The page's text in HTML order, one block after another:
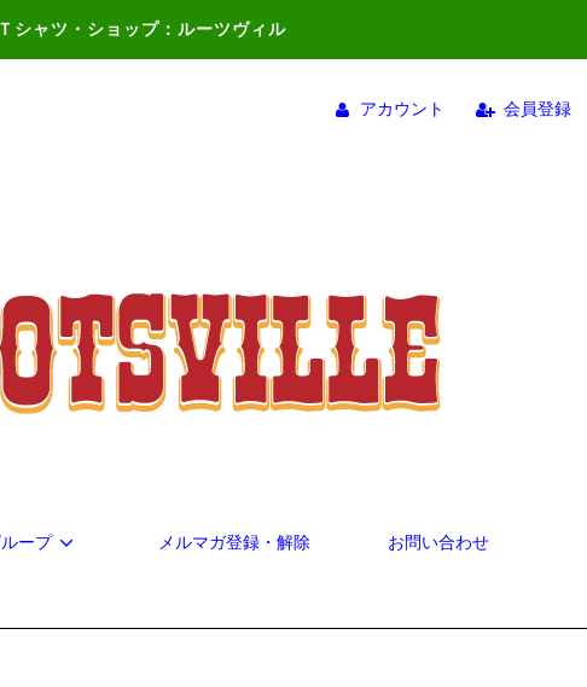
シャツ・ショップ：ルーツヴィル
アカウント 会員登録
ープ メルマガ登録・解除 お問い合わせ